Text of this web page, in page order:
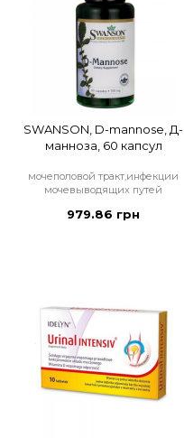
SWANSON, D-mannose, Д-
манноза, 60 капсул
мочеполовой тракт,инфекции
мочевыводящих путей
979.86 грн